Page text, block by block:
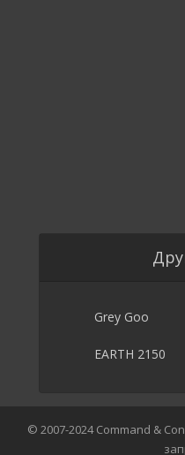
Grey Goo
EARTH 2150
© 2007-2024 Command &